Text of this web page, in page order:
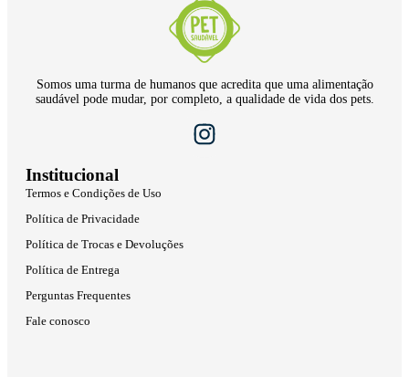
Somos uma turma de humanos que acredita que uma alimentação
saudável pode mudar, por completo, a qualidade de vida dos pets.
Institucional
Termos e Condições de Uso
Política de Privacidade
Política de Trocas e Devoluções
Política de Entrega
Perguntas Frequentes
Fale conosco